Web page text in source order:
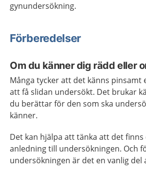
gynundersökning.
Förberedelser
Om du känner dig rädd eller
Många tycker att det känns pinsamt
att få slidan undersökt. Det brukar
du berättar för den som ska
känner.
Det kan hjälpa att tänka att det finns
anledning till undersökningen. Och
undersökningen är det en vanlig del